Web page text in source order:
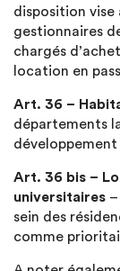
disposition
gestionnaires
chargés
location en
Art. 36 –
départements
Art. 36 bis –
universitaires
sein des
comme